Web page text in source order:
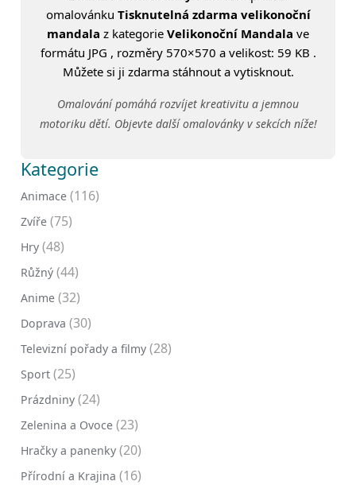
omalovánku Tisknutelná zdarma velikonoční
mandala z kategorie Velikonoční Mandala ve
formátu JPG , rozměry 570×570 a velikost: 59 KB .
Můžete si ji zdarma stáhnout a vytisknout.
Omalování pomáhá rozvíjet kreativitu a jemnou
motoriku dětí. Objevte další omalovánky v sekcích níže!
Kategorie
Animace (116)
Zvíře (75)
Hry (48)
Růžný (44)
Anime (32)
Doprava (30)
Televizní pořady a filmy (28)
Sport (25)
Prázdniny (24)
Zelenina a Ovoce (23)
Hračky a panenky (20)
Přírodní a Krajina (16)